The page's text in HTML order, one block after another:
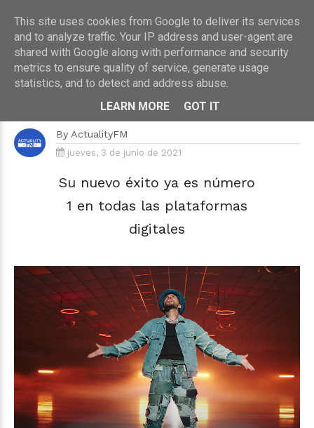
HOME›MÚSICA
Rauw Alejandro conquista España
y el mundo con "Todo De Ti"
By ActualityFM
jueves, 3 de junio de 2021
Su nuevo éxito ya es número
1 en todas las plataformas
digitales
This site uses cookies from Google to deliver its services
and to analyze traffic. Your IP address and user-agent are
shared with Google along with performance and security
metrics to ensure quality of service, generate usage
statistics, and to detect and address abuse.
LEARN MORE
GOT IT